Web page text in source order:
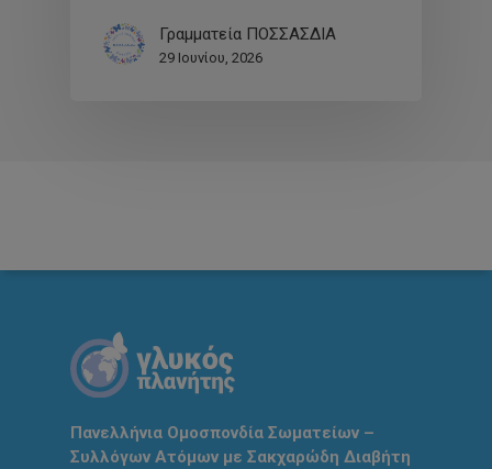
Γραμματεία ΠΟΣΣΑΣΔΙΑ
29 Ιουνίου, 2026
Πανελλήνια Ομοσπονδία Σωματείων –
Συλλόγων Ατόμων με Σακχαρώδη Διαβήτη